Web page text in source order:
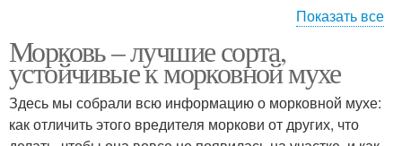
Моркови от морковной
мухи
Муха на грядках
Показать все
Морковь – лучшие сорта,
устойчивые к морковной мухе
Здесь мы собрали всю информацию о морковной мухе:
как отличить этого вредителя моркови от других, что